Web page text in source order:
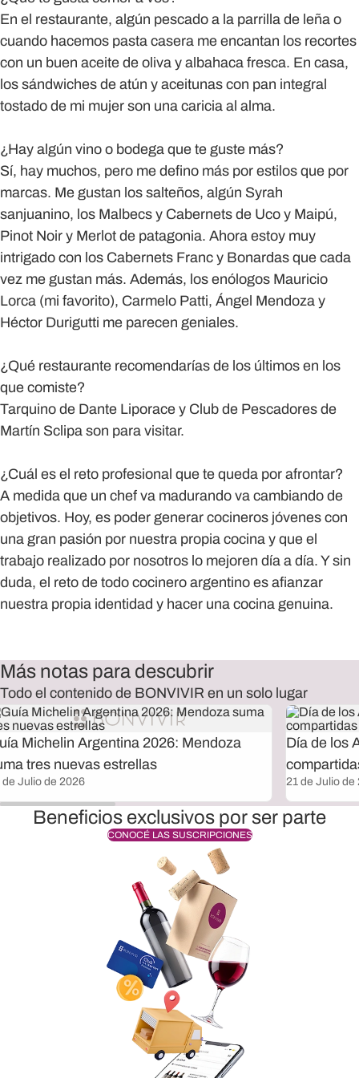
En el restaurante, algún pescado a la parrilla de leña o
cuando hacemos pasta casera me encantan los recortes
con un buen aceite de oliva y albahaca fresca. En casa,
los sándwiches de atún y aceitunas con pan integral
tostado de mi mujer son una caricia al alma.
¿Hay algún vino o bodega que te guste más?
Sí, hay muchos, pero me defino más por estilos que por
marcas. Me gustan los salteños, algún Syrah
sanjuanino, los Malbecs y Cabernets de Uco y Maipú,
Pinot Noir y Merlot de patagonia. Ahora estoy muy
intrigado con los Cabernets Franc y Bonardas que cada
vez me gustan más. Además, los enólogos Mauricio
Lorca (mi favorito), Carmelo Patti, Ángel Mendoza y
Héctor Durigutti me parecen geniales.
¿Qué restaurante recomendarías de los últimos en los
que comiste?
Tarquino de Dante Liporace y Club de Pescadores de
Martín Sclipa son para visitar.
¿Cuál es el reto profesional que te queda por afrontar?
A medida que un chef va madurando va cambiando de
objetivos. Hoy, es poder generar cocineros jóvenes con
una gran pasión por nuestra propia cocina y que el
trabajo realizado por nosotros lo mejoren día a día. Y sin
duda, el reto de todo cocinero argentino es afianzar
nuestra propia identidad y hacer una cocina genuina.
Más notas para descubrir
Todo el contenido de BONVIVIR en un solo lugar
Michelin Argentina 2026: Mendoza
tres nuevas estrellas
de Julio de 2026
Día de los
21 de Julio de
Beneficios exclusivos por ser parte
CONOCÉ LAS SUSCRIPCIONES